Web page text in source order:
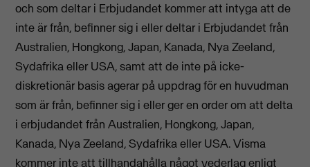
och som deltar i Erbjudandet kommer att intyga att de
inte är från, befinner sig i eller deltar i Erbjudandet från
Australien, Hongkong, Japan, Kanada, Nya Zeeland,
Sydafrika eller USA, samt att de inte på icke-
diskretionär basis agerar på uppdrag för en huvudman
som är från, befinner sig i eller ger en order om att delta
i erbjudandet från Australien, Hongkong, Japan,
Kanada, Nya Zeeland, Sydafrika eller USA. Visma
kommer inte att tillhandahålla något vederlag enligt